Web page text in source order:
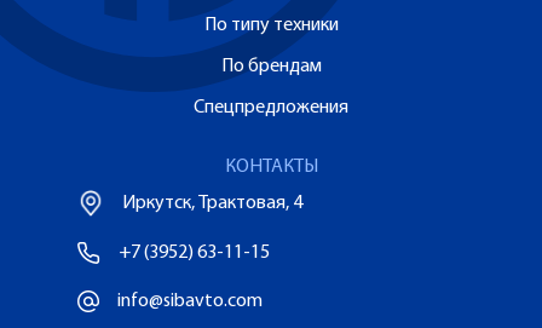
По типу техники
По брендам
Спецпредложения
КОНТАКТЫ
Иркутск, Трактовая, 4
+7 (3952) 63-11-15
info@sibavto.com